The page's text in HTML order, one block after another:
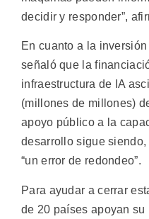
decidir y responder”,
En cuanto a la
señaló que la
infraestructura de IA
(millones de millones)
apoyo público a la
desarrollo sigue
“un error de redondeo”.
Para ayudar a cerrar
de 20 países apoyan